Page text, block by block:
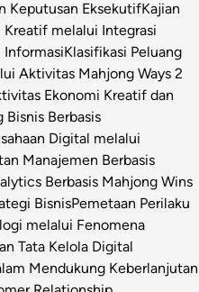
Keputusan EksekutifKajian
Kreatif melalui Integrasi
InformasiKlasifikasi Peluang
Aktivitas Mahjong Ways 2
Ekonomi Kreatif dan
Bisnis Berbasis
Digital melalui
Manajemen Berbasis
Berbasis Mahjong Wins
BisnisPemetaan Perilaku
melalui Fenomena
Tata Kelola Digital
Mendukung Keberlanjutan